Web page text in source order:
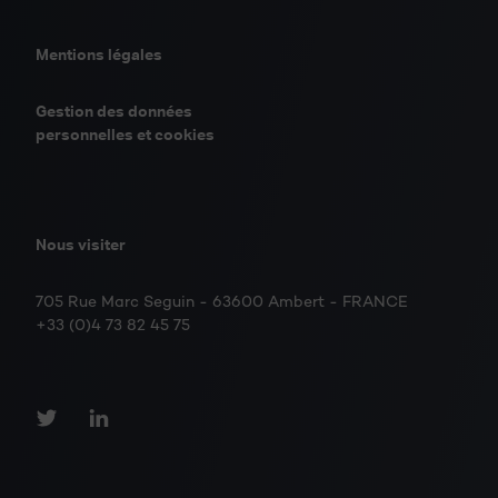
Mentions légales
Gestion des données
personnelles et cookies
Nous visiter
705 Rue Marc Seguin - 63600 Ambert - FRANCE
+33 (0)4 73 82 45 75